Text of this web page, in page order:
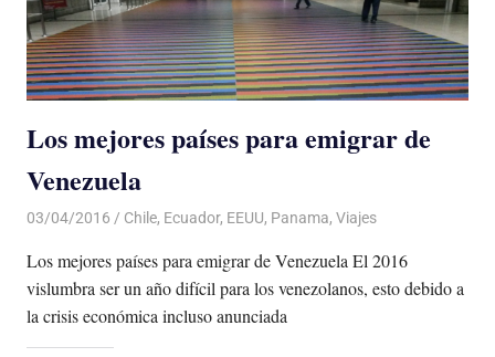
Los mejores países para emigrar de
Venezuela
03/04/2016 Luis Castellanos
Chile, Ecuador, EEUU, Panama, Viajes
Los mejores países para emigrar de Venezuela El 2016
vislumbra ser un año difícil para los venezolanos, esto debido a
la crisis económica incluso anunciada